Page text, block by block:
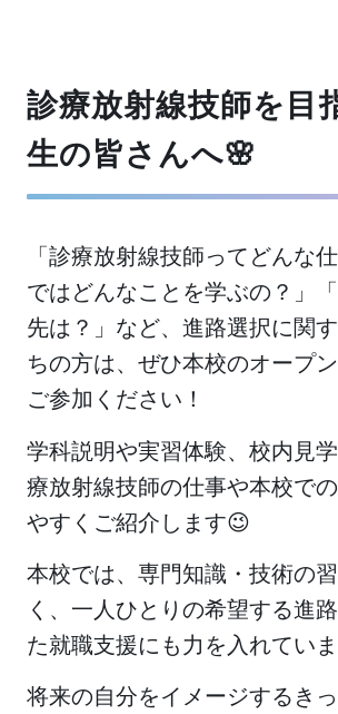
診療放射線技師を目
生の皆さんへ🌸
「診療放射線技師ってどんな
ではどんなことを学ぶの？」
先は？」など、進路選択に関
ちの方は、ぜひ本校のオープ
ご参加ください！
学科説明や実習体験、校内見
療放射線技師の仕事や本校で
やすくご紹介します😉
本校では、専門知識・技術の
く、一人ひとりの希望する進
た就職支援にも力を入れていま
将来の自分をイメージするきっ